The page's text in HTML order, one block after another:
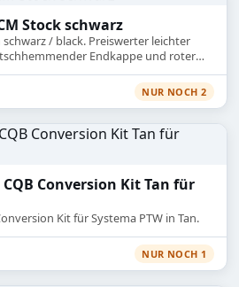
Stock schwarz
schwarz / black. Preiswerter leichter
Endkappe und roter
NUR NOCH 2
CQB Conversion Kit Tan für
Kit für Systema PTW in Tan.
NUR NOCH 1